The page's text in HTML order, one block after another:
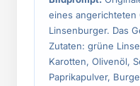
eines angerichteten
Linsenburger. Das
Zutaten: grüne
Karotten, Olivenöl,
Paprikapulver,